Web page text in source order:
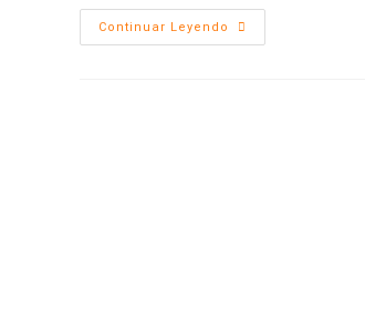
Continuar Leyendo